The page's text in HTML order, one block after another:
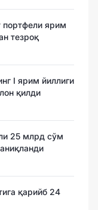
ярим
тезроқ
I ярим йиллиги
қилди
25 млрд сўм
қарийб 24